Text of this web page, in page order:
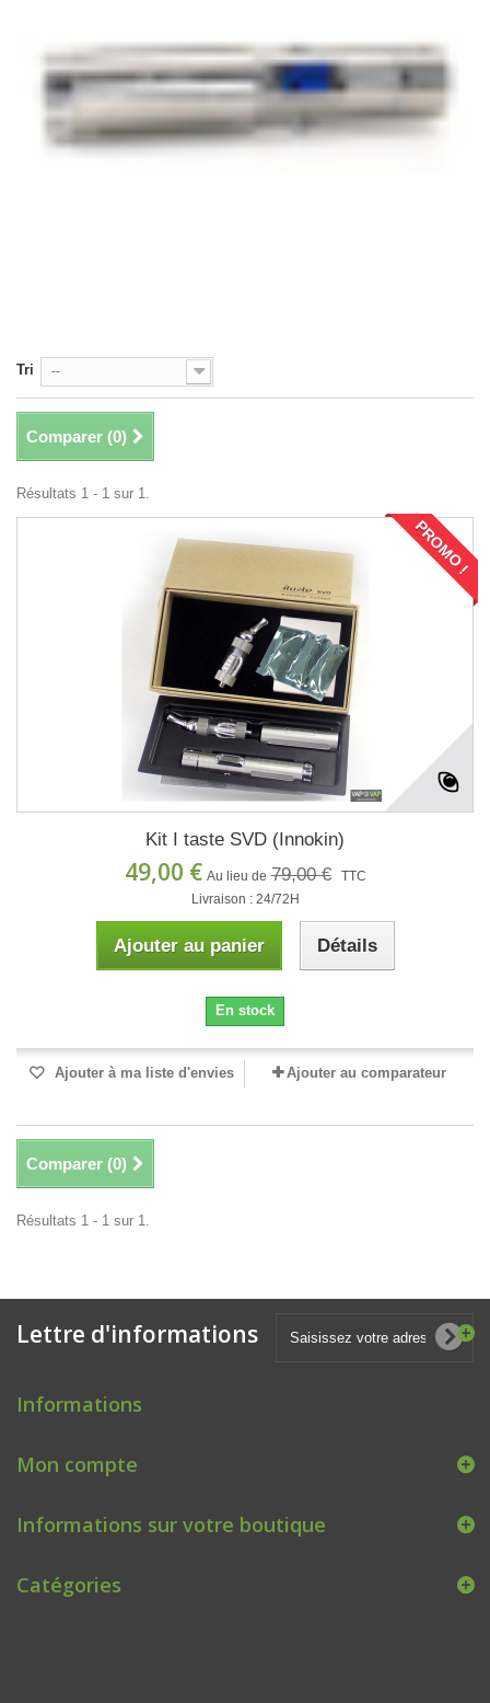
Tri --
Comparer (0)
Résultats 1 - 1 sur 1.
PROMO !
Kit I taste SVD (Innokin)
49,00 € Au lieu de 79,00 €
TTC
Livraison : 24/72H
Ajouter au panier Détails
En stock
Ajouter à ma liste d'envies Ajouter au comparateur
Comparer (0)
Résultats 1 - 1 sur 1.
Lettre d'informations
Informations
Mon compte
Informations sur votre boutique
Catégories